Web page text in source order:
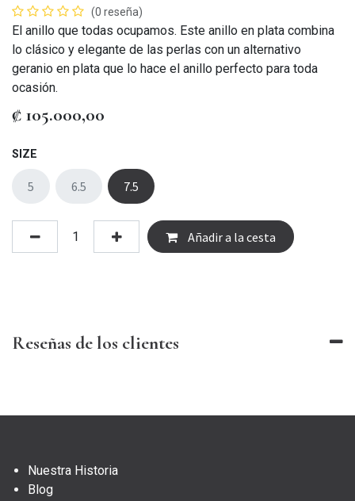
(0 reseña)
El anillo que todas ocupamos. Este anillo en plata combina
lo clásico y elegante de las perlas con un alternativo
geranio en plata que lo hace el anillo perfecto para toda
ocasión.
₡ 105.000,00
SIZE
5 6.5 7.5
Añadir a la cesta
Reseñas de los clientes
Nuestra Historia
Blog